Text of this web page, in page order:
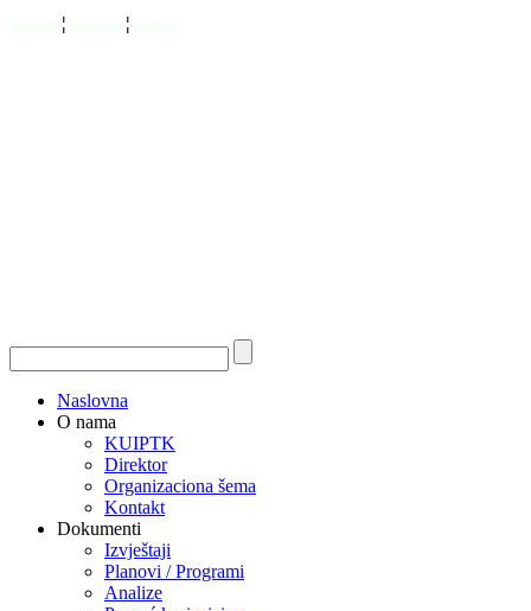
¦ ¦
Naslovna
O nama
KUIPTK
Direktor
Organizaciona šema
Kontakt
Dokumenti
Izvještaji
Planovi / Programi
Analize